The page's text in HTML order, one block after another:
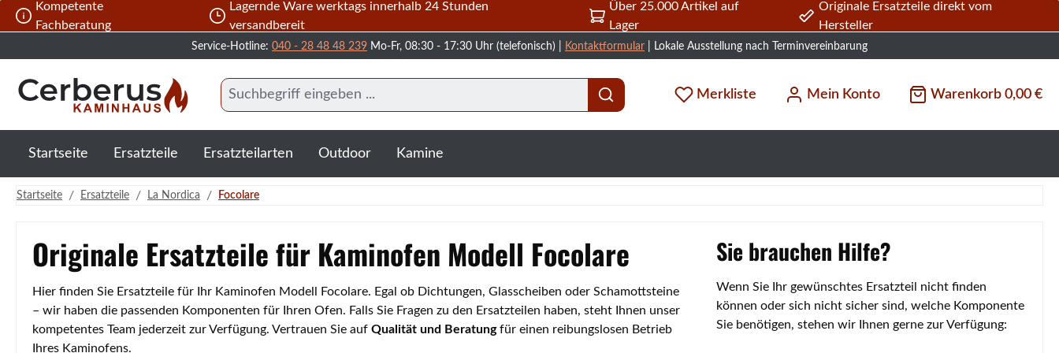
Hauptinhalt springen
Zur Suche springen
Zur Hauptnavigation springen
Kompetente
Fachberatung
Lagernde Ware werktags innerhalb 24 Stunden
versandbereit
Über 25.000 Artikel auf
Lager
Originale Ersatzteile direkt vom
Hersteller
Service-Hotline: 040 - 28 48 48 239 Mo-Fr, 08:30 - 17:30 Uhr (telefonisch) | Kontaktformular | Lokale Ausstellung nach Terminvereinbarung
Merkliste Mein Konto Warenkorb 0,00 €
Startseite Ersatzteile Ersatzteilarten Outdoor Kamine
Startseite / Ersatzteile / La Nordica / Focolare
Originale Ersatzteile für Kaminofen Modell Focolare
Hier finden Sie Ersatzteile für Ihr Kaminofen Modell Focolare. Egal ob Dichtungen, Glasscheiben oder Schamottsteine
– wir haben die passenden Komponenten für Ihren Ofen. Falls Sie Fragen zu den Ersatzteilen haben, steht Ihnen unser
kompetentes Team jederzeit zur Verfügung. Vertrauen Sie auf Qualität und Beratungfür einen reibungslosen Betrieb
Ihres Kaminofens.
Sie brauchen Hilfe?
Wenn Sie Ihr gewünschtes Ersatzteil nicht finden
können oder sich nicht sicher sind, welche Komponente
Sie benötigen, stehen wir Ihnen gerne zur Verfügung: